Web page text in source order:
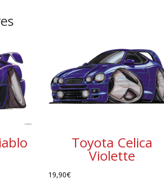
Toyota Celica
Violette
19,90€